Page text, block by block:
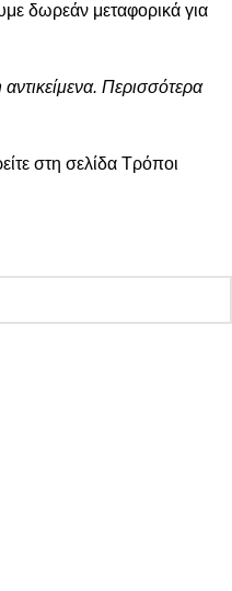
δωρεάν μεταφορικά για
Περισσότερα
στη σελίδα Τρόποι